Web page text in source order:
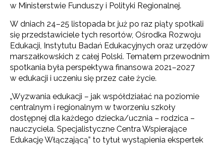
w Ministerstwie Funduszy i Polityki Regionalnej.
W dniach 24–25 listopada br. już po raz piąty spotkali
się przedstawiciele tych resortów, Ośrodka Rozwoju
Edukacji, Instytutu Badań Edukacyjnych oraz urzędów
marszałkowskich z całej Polski. Tematem przewodnim
spotkania była perspektywa finansowa 2021–2027
w edukacji i uczeniu się przez całe życie.
„Wyzwania edukacji – jak współdziałać na poziomie
centralnym i regionalnym w tworzeniu szkoły
dostępnej dla każdego dziecka/ucznia – rodzica –
nauczyciela. Specjalistyczne Centra Wspierające
Edukację Włączającą” to tytuł wystąpienia ekspertek